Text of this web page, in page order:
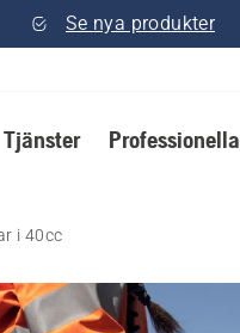
Se nya produkter
Tjänster Professionella
i 40cc